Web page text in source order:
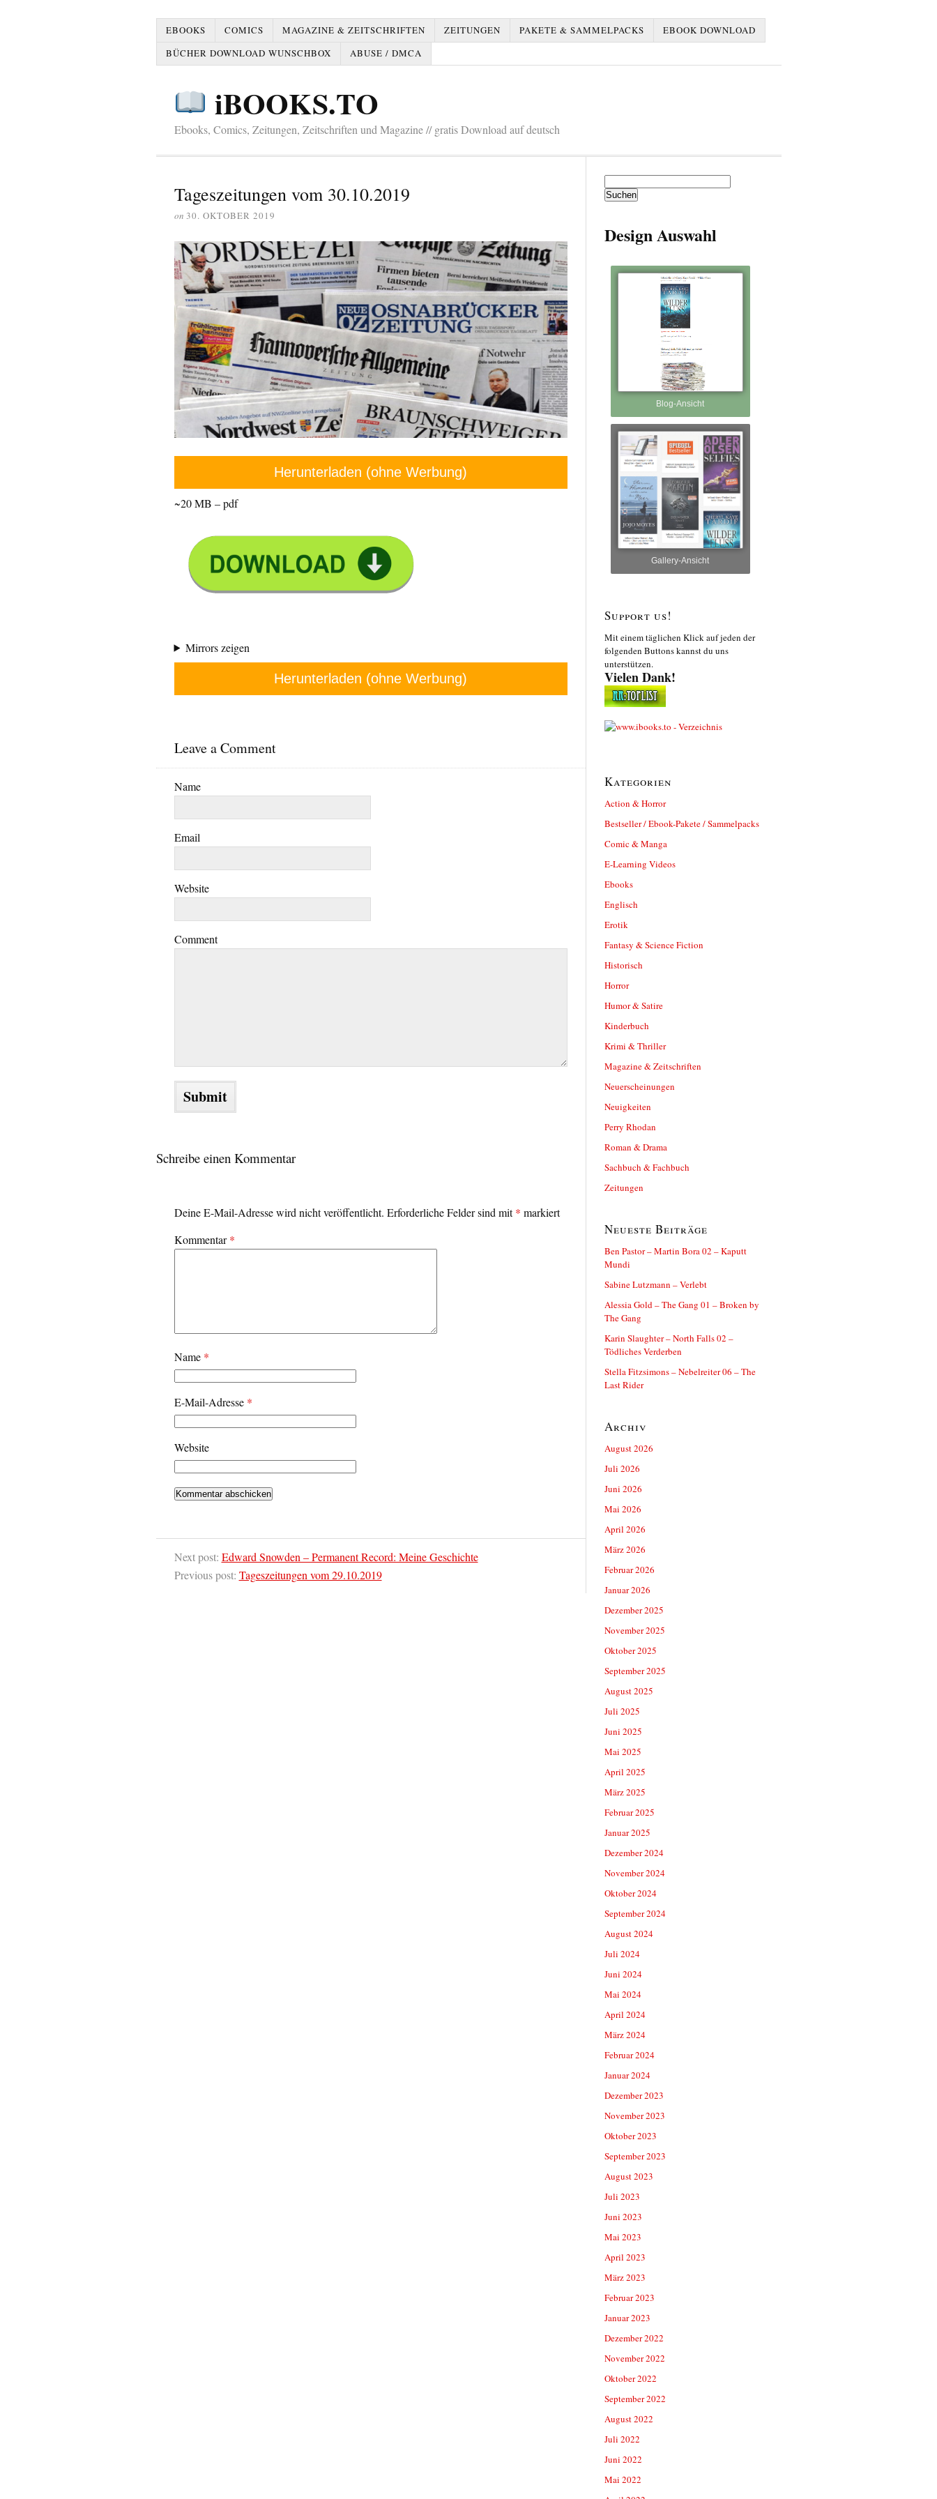
EBOOKS COMICS MAGAZINE & ZEITSCHRIFTEN ZEITUNGEN PAKETE & SAMMELPACKS
EBOOK DOWNLOAD
BÜCHER DOWNLOAD WUNSCHBOX
ABUSE / DMCA
iBOOKS.TO
Ebooks, Comics, Zeitungen, Zeitschriften und Magazine // gratis Download auf deutsch
Tageszeitungen vom 30.10.2019
on 30. OKTOBER 2019
Herunterladen (ohne Werbung)
~20 MB – pdf
Mirrors zeigen
Herunterladen (ohne Werbung)
Leave a Comment
Name
Email
Website
Comment
Schreibe einen Kommentar
Deine E-Mail-Adresse wird nicht veröffentlicht. Erforderliche Felder sind mit* markiert
Kommentar*
Name *
E-Mail-Adresse *
Website
Next post: Edward Snowden – Permanent Record: Meine Geschichte
Previous post: Tageszeitungen vom 29.10.2019
nach:
Design Auswahl
Blog-Ansicht
Gallery-Ansicht
Support us!
Mit einem täglichen Klick auf jeden der
folgenden Buttons kannst du uns
unterstützen.
Vielen Dank!
Kategorien
Action & Horror
Bestseller / Ebook-Pakete / Sammelpacks
Comic & Manga
E-Learning Videos
Ebooks
Englisch
Erotik
Fantasy & Science Fiction
Historisch
Horror
Humor & Satire
Kinderbuch
Krimi & Thriller
Magazine & Zeitschriften
Neuerscheinungen
Neuigkeiten
Perry Rhodan
Roman & Drama
Sachbuch & Fachbuch
Zeitungen
Neueste Beiträge
Ben Pastor – Martin Bora 02 – Kaputt
Mundi
Sabine Lutzmann – Verlebt
Alessia Gold – The Gang 01 – Broken by
The Gang
Karin Slaughter – North Falls 02 –
Tödliches Verderben
Stella Fitzsimons – Nebelreiter 06 – The
Last Rider
Archiv
August 2026
Juli 2026
Juni 2026
Mai 2026
April 2026
März 2026
Februar 2026
Januar 2026
Dezember 2025
November 2025
Oktober 2025
September 2025
August 2025
Juli 2025
Juni 2025
Mai 2025
April 2025
März 2025
Februar 2025
Januar 2025
Dezember 2024
November 2024
Oktober 2024
September 2024
August 2024
Juli 2024
Juni 2024
Mai 2024
April 2024
März 2024
Februar 2024
Januar 2024
Dezember 2023
November 2023
Oktober 2023
September 2023
August 2023
Juli 2023
Juni 2023
Mai 2023
April 2023
März 2023
Februar 2023
Januar 2023
Dezember 2022
November 2022
Oktober 2022
September 2022
August 2022
Juli 2022
Juni 2022
Mai 2022